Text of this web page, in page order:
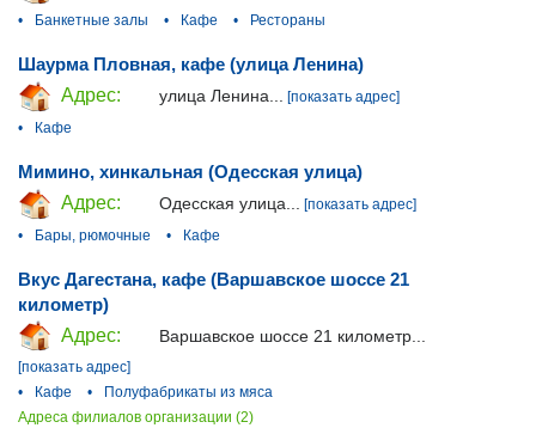
•
Банкетные залы • Кафе • Рестораны
Шаурма Пловная, кафе (улица Ленина)
Адрес:
улица Ленина...
[показать адрес]
•
Кафе
Мимино, хинкальная (Одесская улица)
Адрес:
Одесская улица...
[показать адрес]
•
Бары, рюмочные • Кафе
Вкус Дагестана, кафе (Варшавское шоссе 21
километр)
Адрес:
Варшавское шоссе 21 километр...
[показать адрес]
•
Кафе •
Полуфабрикаты из мяса
Адреса филиалов организации (2)